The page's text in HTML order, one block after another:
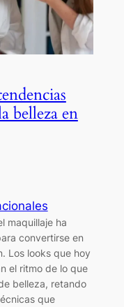
belleza en
maquillaje ha
convertirse en
Los looks que hoy
el ritmo de lo que
belleza, retando
que